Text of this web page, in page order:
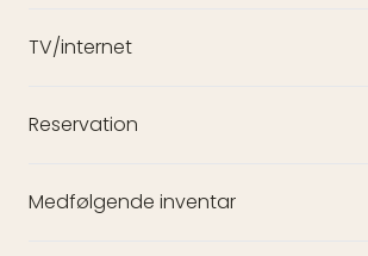
TV/internet
Reservation
Medfølgende inventar